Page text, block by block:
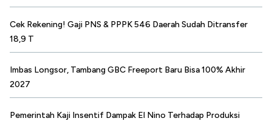
Cek Rekening! Gaji PNS & PPPK 546 Daerah Sudah Ditransfer
18,9 T
Imbas Longsor, Tambang GBC Freeport Baru Bisa 100% Akhir
2027
Pemerintah Kaji Insentif Dampak El Nino Terhadap Produksi